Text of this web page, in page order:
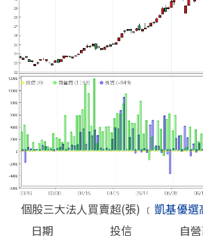
個股三大法人買賣超(張) ﹝ 凱基優選
日期
投信 自